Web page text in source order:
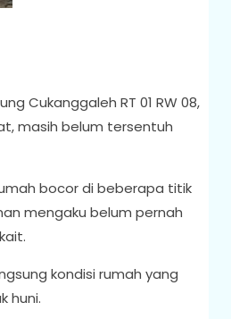
Cukanggaleh RT 01 RW 08,
masih belum tersentuh
bocor di beberapa titik
mengaku belum pernah
kondisi rumah yang
huni.